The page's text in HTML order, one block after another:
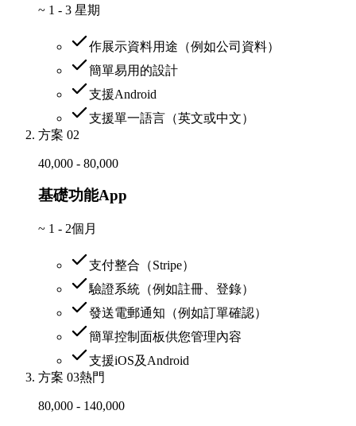
~ 1 - 3 星期
作展示資料用途（例如公司資料）
簡單易用的設計
支援Android
支援單一語言（英文或中文）
方案 02
40,000 - 80,000
基礎功能App
~ 1 - 2個月
支付整合（Stripe）
驗證系統（例如註冊、登錄）
發送電郵通知（例如訂單確認）
簡單控制面板供您管理內容
支援iOS及Android
方案 03熱門
80,000 - 140,000